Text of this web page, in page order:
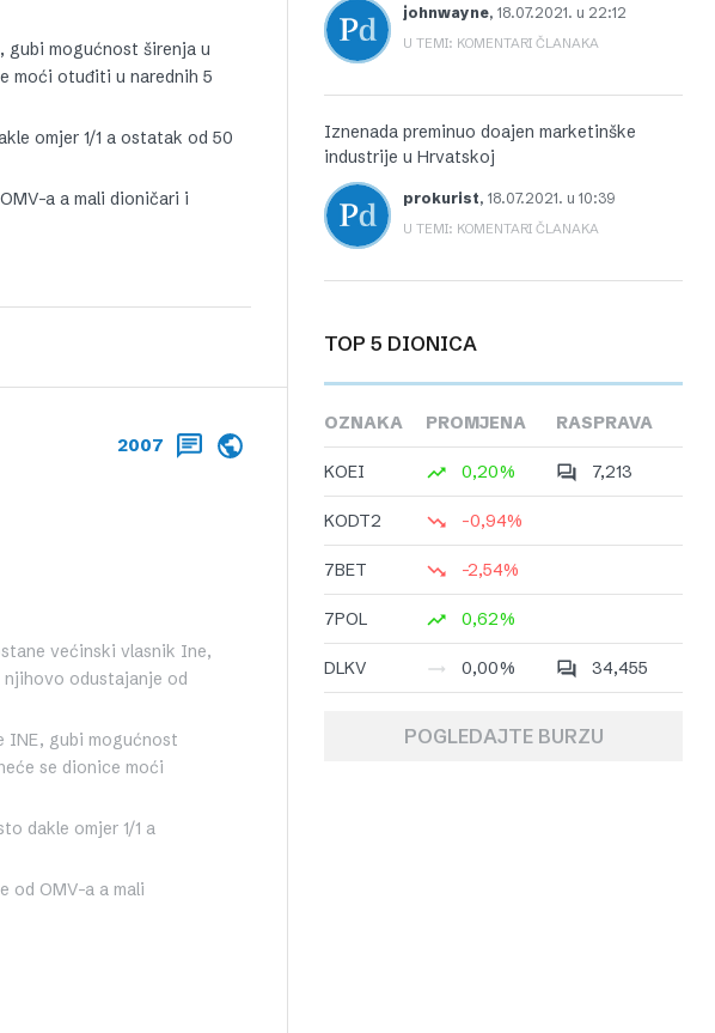
gubi mogućnost širenja u
moći otuđiti u narednih 5
omjer 1/1 a ostatak od 50
a a mali dioničari i
2007
većinski vlasnik Ine,
odustajanje od
INE, gubi mogućnost
se dionice moći
dakle omjer 1/1 a
od OMV-a a mali
johnwayne, 18.07.2021. u 22:12
U TEMI: KOMENTARI ČLANAKA
Iznenada preminuo doajen marketinške
industrije u Hrvatskoj
prokurist, 18.07.2021. u 10:39
U TEMI: KOMENTARI ČLANAKA
TOP 5 DIONICA
OZNAKA PROMJENA RASPRAVA
KOEI 0,20% 7,213
KODT2 -0,94%
7BET -2,54%
7POL 0,62%
DLKV 0,00% 34,455
POGLEDAJTE BURZU